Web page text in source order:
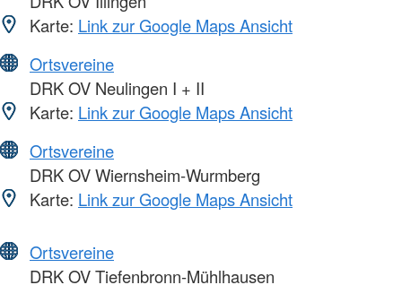
Karte: Link zur Google Maps Ansicht
Ortsvereine
DRK OV Neulingen I + II
Karte: Link zur Google Maps Ansicht
Ortsvereine
DRK OV Wiernsheim-Wurmberg
Karte: Link zur Google Maps Ansicht
Ortsvereine
DRK OV Tiefenbronn-Mühlhausen